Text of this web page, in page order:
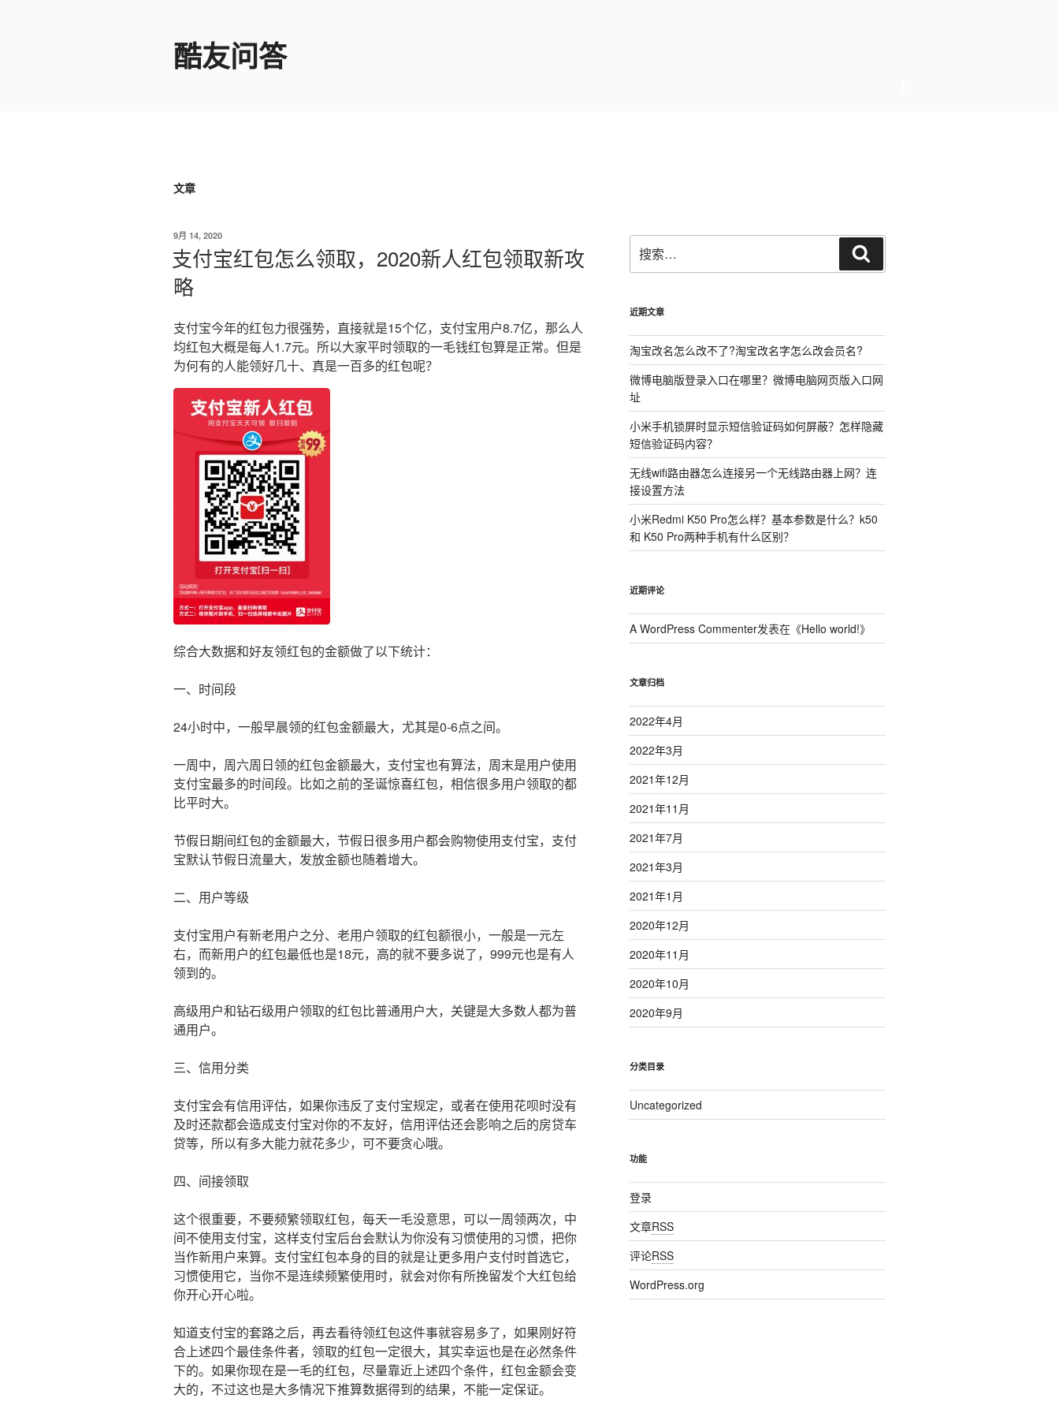
酷友问答
文章
发
布
于
9月 14, 2020
支付宝红包怎么领取，2020新人红包领取新攻
略
支付宝今年的红包力很强势，直接就是15个亿，支付宝用户8.7亿，那么人
均红包大概是每人1.7元。所以大家平时领取的一毛钱红包算是正常。但是
为何有的人能领好几十、真是一百多的红包呢？
综合大数据和好友领红包的金额做了以下统计：
一、时间段
24小时中，一般早晨领的红包金额最大，尤其是0-6点之间。
一周中，周六周日领的红包金额最大，支付宝也有算法，周末是用户使用
支付宝最多的时间段。比如之前的圣诞惊喜红包，相信很多用户领取的都
比平时大。
节假日期间红包的金额最大，节假日很多用户都会购物使用支付宝，支付
宝默认节假日流量大，发放金额也随着增大。
二、用户等级
支付宝用户有新老用户之分、老用户领取的红包额很小，一般是一元左
右，而新用户的红包最低也是18元，高的就不要多说了，999元也是有人
领到的。
高级用户和钻石级用户领取的红包比普通用户大，关键是大多数人都为普
通用户。
三、信用分类
支付宝会有信用评估，如果你违反了支付宝规定，或者在使用花呗时没有
及时还款都会造成支付宝对你的不友好，信用评估还会影响之后的房贷车
贷等，所以有多大能力就花多少，可不要贪心哦。
四、间接领取
这个很重要，不要频繁领取红包，每天一毛没意思，可以一周领两次，中
间不使用支付宝，这样支付宝后台会默认为你没有习惯使用的习惯，把你
当作新用户来算。支付宝红包本身的目的就是让更多用户支付时首选它，
习惯使用它，当你不是连续频繁使用时，就会对你有所挽留发个大红包给
你开心开心啦。
知道支付宝的套路之后，再去看待领红包这件事就容易多了，如果刚好符
合上述四个最佳条件者，领取的红包一定很大，其实幸运也是在必然条件
下的。如果你现在是一毛的红包，尽量靠近上述四个条件，红包金额会变
大的，不过这也是大多情况下推算数据得到的结果，不能一定保证。
索：
索
近期文章
淘宝改名怎么改不了?淘宝改名字怎么改会员名?
微博电脑版登录入口在哪里？微博电脑网页版入口网
址
小米手机锁屏时显示短信验证码如何屏蔽？怎样隐藏
短信验证码内容？
无线wifi路由器怎么连接另一个无线路由器上网？连
接设置方法
小米Redmi K50 Pro怎么样？基本参数是什么？k50
和 K50 Pro两种手机有什么区别？
近期评论
A WordPress Commenter发表在《Hello world!》
文章归档
2022年4月
2022年3月
2021年12月
2021年11月
2021年7月
2021年3月
2021年1月
2020年12月
2020年11月
2020年10月
2020年9月
分类目录
Uncategorized
功能
登录
文章RSS
评论RSS
WordPress.org